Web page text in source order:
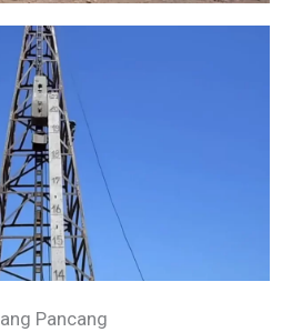
Pancang